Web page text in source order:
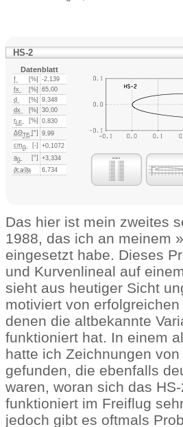
HS-2
Datenblatt
f [%]
-2,139
fx
[%]
65,00
d
[%]
9,348
dx
[%]
30,00
rLE [%]
0,830
ΔΘTE [°]
9,99
cm0 [-]
+0,1072
a0 [°]
+3,334
∂ca⁄∂a 6,734
Das hier ist mein zweites
1988, das ich an meinem
eingesetzt habe. Dieses
und Kurvenlineal auf
sieht aus heutiger Sicht
motiviert von
denen die altbekannte
funktioniert hat. In einem
hatte ich Zeichnungen
gefunden, die ebenfalls
waren, woran sich das
funktioniert im Freiflug
jedoch gibt es oftmals